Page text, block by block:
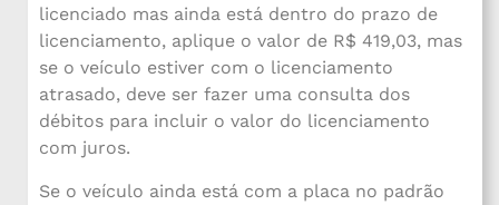
licenciado mas ainda está dentro do prazo de
licenciamento, aplique o valor de R$ 419,03, mas
se o veículo estiver com o licenciamento
atrasado, deve ser fazer uma consulta dos
débitos para incluir o valor do licenciamento
com juros.
Se o veículo ainda está com a placa no padrão